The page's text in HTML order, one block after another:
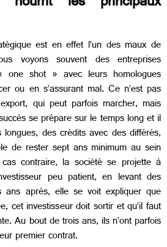
est en effet l’un des maux de
voyons souvent des entreprises
one shot » avec leurs homologues
ou en s’assurant mal. Ce n’est pas
qui peut parfois marcher, mais
se prépare sur le temps long et il
des crédits avec des différés,
de rester sept ans minimum au sein
contraire, la société se projette à
peu patient, en levant des
ans après, elle se voit expliquer que
cet investisseur doit sortir et qu’il faut
Au bout de trois ans, ils n’ont parfois
premier contrat.